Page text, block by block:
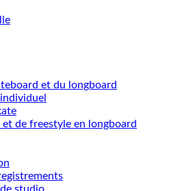
et du longboard
de freestyle en longboard